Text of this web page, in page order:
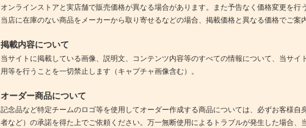
オンラインストアと実店舗で販売価格が異なる場合があります。また予告なく価格変更を行
当店に在庫のない商品をメーカーから取り寄せるなどの場合、掲載価格と異なる価格でご案
掲載内容について
当サイトに掲載している画像、説明文、コンテンツ内容等のすべての情報について、当サイ
用等を行うことを一切禁止します（キャプチャ画像含む）。
オーダー商品について
記念品など特定チームのロゴ等を使用してオーダー作成する商品については、必ずお客様自
者など）の承諾を得た上でご依頼ください。万一無断使用によるトラブルが発生した場合、